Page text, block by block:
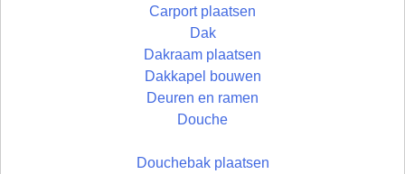
Carport plaatsen
Dak
Dakraam plaatsen
Dakkapel bouwen
Deuren en ramen
Douche
Douchebak plaatsen